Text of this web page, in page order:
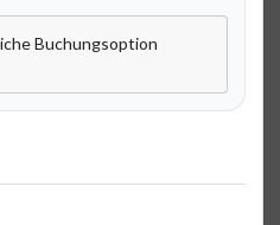
Buchungsoption